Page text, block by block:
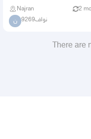
Najran 2
ن نواف9269
There are